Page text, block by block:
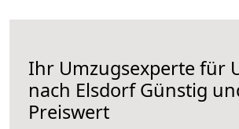
Ihr Umzugsexperte für
nach ElsdorfGünstig
Preiswert